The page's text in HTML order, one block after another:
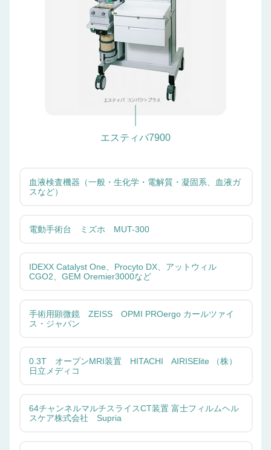
エスティバ7900
血液検査機器（一般・生化学・電解質・凝固系、血液ガ
スなど）
電動手術台 ミズホ MUT-300
IDEXX Catalyst One、Procyto DX、アットウィル
CGO2、GEM Oremier3000など
手術用顕微鏡 ZEISS OPMI PROergo カールツァイ
ス・ジャパン
0.3T オープンMRI装置 HITACHI AIRISElite （株）
日立メディコ
64チャンネルマルチスライスCT装置 富士フィルムヘル
スケア株式会社 Supria